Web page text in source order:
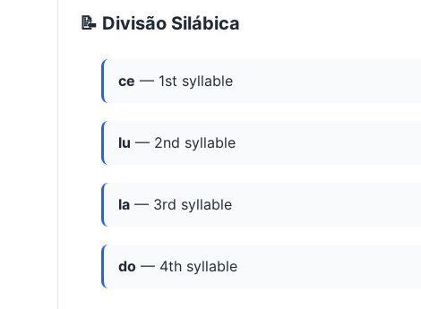
📝 Divisão Silábica
ce — 1st syllable
lu — 2nd syllable
la — 3rd syllable
do — 4th syllable